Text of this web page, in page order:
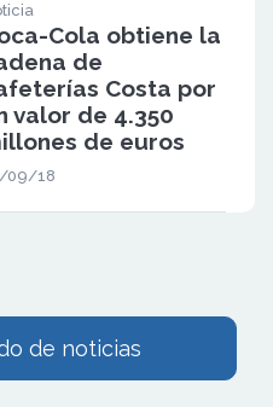
Cola obtiene la
de
Costa por
valor de 4.350
de euros
09/18
de noticias